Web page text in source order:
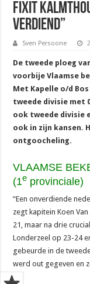
Fixit
verdiend”
Sven Persoone
De tweede ploeg
voorbije Vlaamse
Met Kapelle o/d
tweede divisie met
ook tweede divisie
ook in zijn kansen.
ontgoocheling.
VLAAMSE
(1e provinciale)
“Een onverdiende
zegt kapitein Koen
21, maar na drie
Londerzeel op 23-24
gebeurde in de
werd out gegeven en